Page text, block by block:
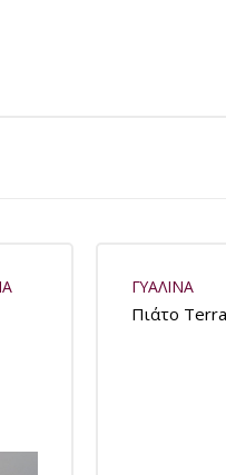
ΓΥΑΛΙΝΑ
Πιάτο